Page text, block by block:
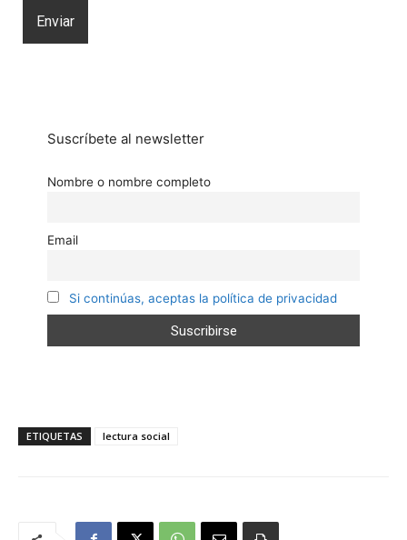
Suscríbete al newsletter
Nombre o nombre completo
Email
Si continúas, aceptas la política de privacidad
ETIQUETAS lectura social